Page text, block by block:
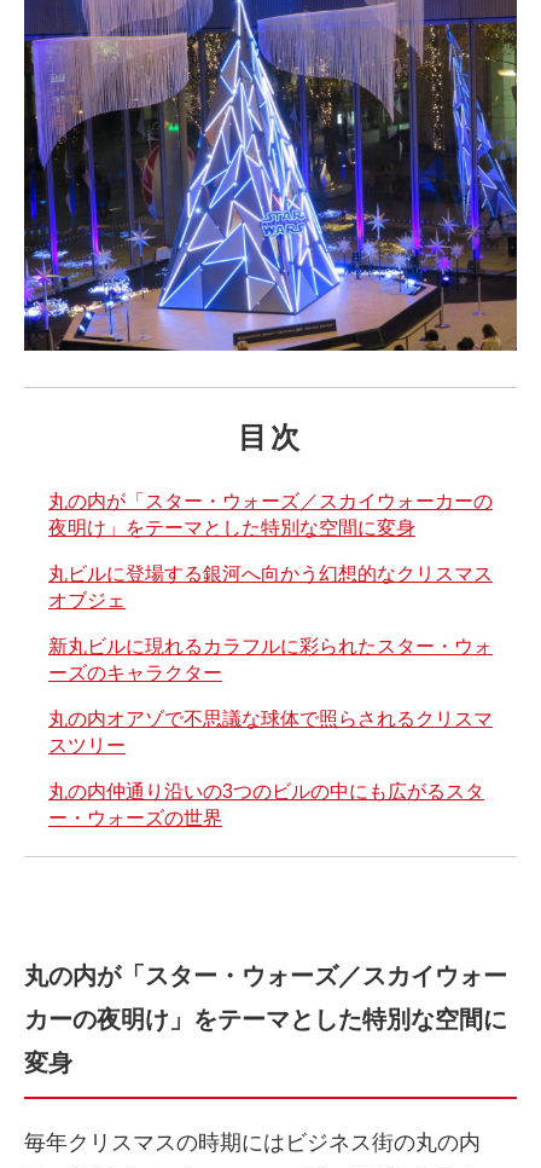
目次
丸の内が「スター・ウォーズ／スカイウォーカーの
夜明け」をテーマとした特別な空間に変身
丸ビルに登場する銀河へ向かう幻想的なクリスマス
オブジェ
新丸ビルに現れるカラフルに彩られたスター・ウォ
ーズのキャラクター
丸の内オアゾで不思議な球体で照らされるクリスマ
スツリー
丸の内仲通り沿いの3つのビルの中にも広がるスタ
ー・ウォーズの世界
丸の内が「スター・ウォーズ／スカイウォー
カーの夜明け」をテーマとした特別な空間に
変身
毎年クリスマスの時期にはビジネス街の丸の内